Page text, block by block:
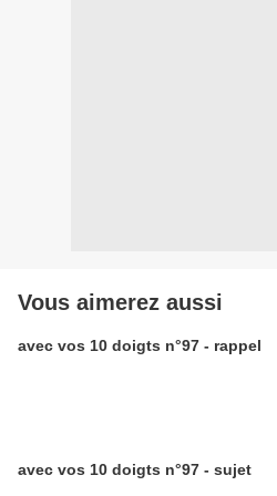
Vous aimerez aussi
avec vos 10 doigts n°97 - rappel
avec vos 10 doigts n°97 - sujet